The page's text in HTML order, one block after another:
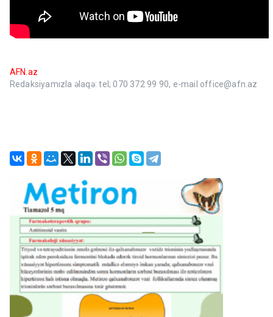
AFN.az
Redaksiyamızla əlaqə: tel; 070 372 99 90, e-mail office@afn.az